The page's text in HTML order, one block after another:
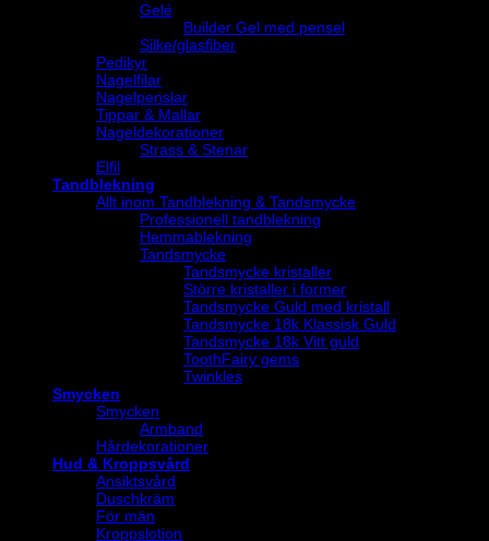
Gelé
Builder Gel med pensel
Silke/glasfiber
Pedikyr
Nagelfilar
Nagelpenslar
Tippar & Mallar
Nageldekorationer
Strass & Stenar
Elfil
Tandblekning
Allt inom Tandblekning & Tandsmycke
Professionell tandblekning
Hemmablekning
Tandsmycke
Tandsmycke kristaller
Större kristaller i former
Tandsmycke Guld med kristall
Tandsmycke 18k Klassisk Guld
Tandsmycke 18k Vitt guld
ToothFairy gems
Twinkles
Smycken
Smycken
Armband
Hårdekorationer
Hud & Kroppsvård
Ansiktsvård
Duschkräm
För män
Kroppslotion